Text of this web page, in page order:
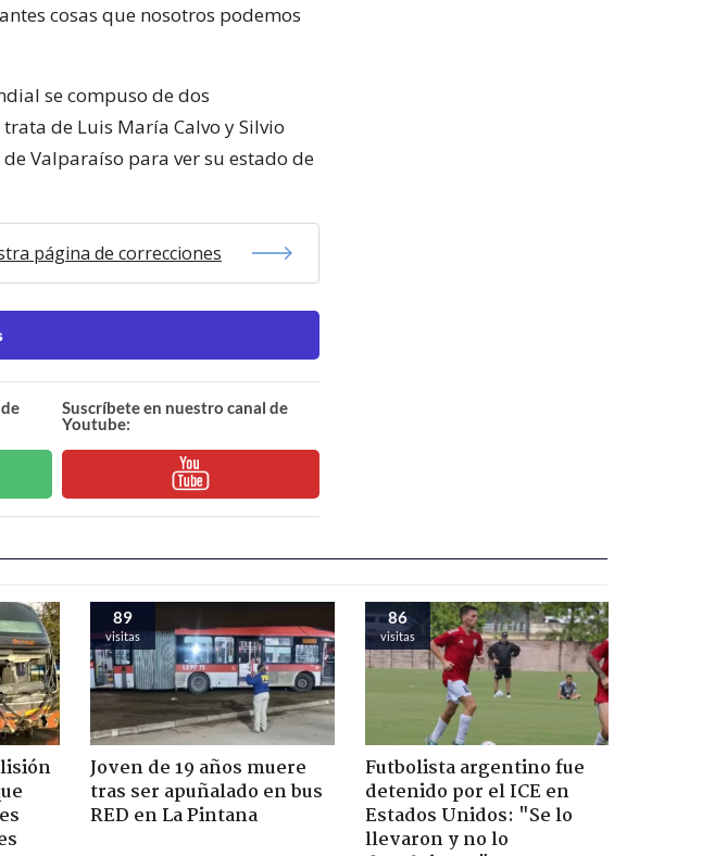
cosas que nosotros podemos
se compuso de dos
de Luis María Calvo y Silvio
Valparaíso para ver su estado de
página de correcciones
Suscríbete en nuestro canal de
Youtube:
89
visitas
Joven de 19 años muere
tras ser apuñalado en bus
RED en La Pintana
86
visitas
Futbolista argentino fue
detenido por el ICE en
Estados Unidos: "Se lo
llevaron y no lo